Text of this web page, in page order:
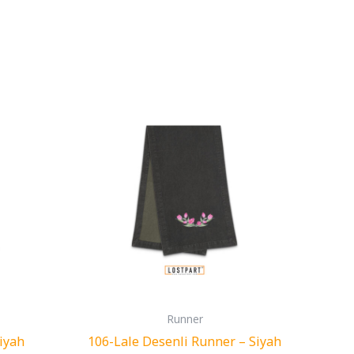
Runner
106-Lale Desenli Runner – Siyah